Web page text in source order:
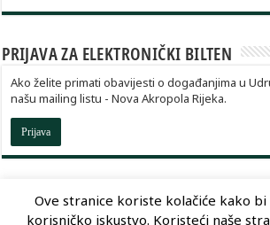
PRIJAVA ZA ELEKTRONIČKI BILTEN
Ako želite primati obavijesti o događanjima u
našu mailing listu - Nova Akropola Rijeka.
Prijava
Ove stranice koriste kolačiće kako
korisničko iskustvo. Koristeći naše